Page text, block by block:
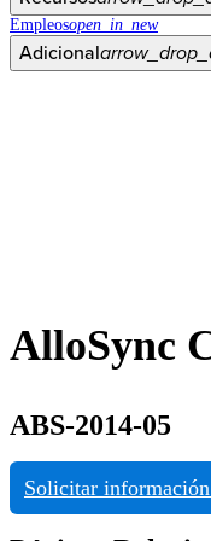
Empleosopen_in_new
Adicional
AlloSync
ABS-2014-05
Solicitar